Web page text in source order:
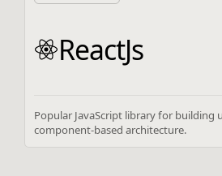
ReactJs
Popular JavaScript library for building
component-based architecture.